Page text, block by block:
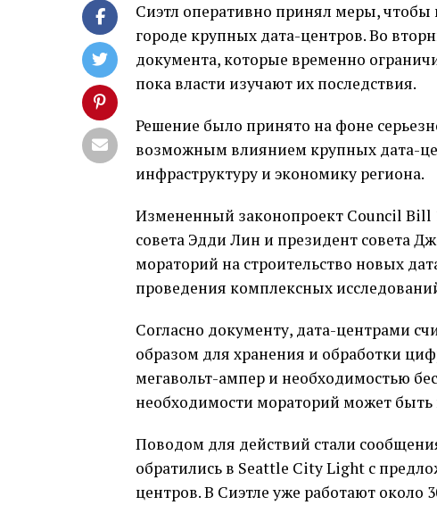
Сиэтл оперативно принял меры,
городе крупных дата-центров. Во
документа, которые временно
пока власти изучают их последствия.
Решение было принято на фоне
возможным влиянием крупных дата-
инфраструктуру и экономику региона.
Измененный законопроект Council Bill
совета Эдди Лин и президент совета
мораторий на строительство новых
проведения комплексных
Согласно документу, дата-центрами
образом для хранения и обработки
мегавольт-ампер и необходимостью
необходимости мораторий может
Поводом для действий стали
обратились в Seattle City Light с
центров. В Сиэтле уже работают около